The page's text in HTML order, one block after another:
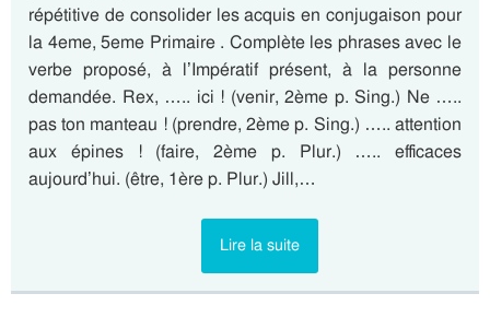
répétitive de consolider les acquis en conjugaison pour
la 4eme, 5eme Primaire . Complète les phrases avec le
verbe proposé, à l’Impératif présent, à la personne
demandée. Rex, ….. ici ! (venir, 2ème p. Sing.) Ne …..
pas ton manteau ! (prendre, 2ème p. Sing.) ….. attention
aux épines ! (faire, 2ème p. Plur.) ….. efficaces
aujourd’hui. (être, 1ère p. Plur.) Jill,…
Lire la suite